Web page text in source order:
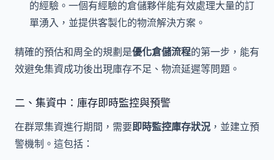
的經驗。一個有經驗的倉儲夥伴能有效處理大量的訂
單湧入，並提供客製化的物流解決方案。
精確的預估和周全的規劃是優化倉儲流程的第一步，能有
效避免集資成功後出現庫存不足、物流延遲等問題。
二、集資中：庫存即時監控與預警
在群眾集資進行期間，需要即時監控庫存狀況 ，並建立預
警機制。這包括：